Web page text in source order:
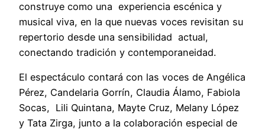
construye como una experiencia escénica y
musical viva, en la que nuevas voces revisitan su
repertorio desde una sensibilidad actual,
conectando tradición y contemporaneidad.
El espectáculo contará con las voces de Angélica
Pérez, Candelaria Gorrín, Claudia Álamo, Fabiola
Socas, Lili Quintana, Mayte Cruz, Melany López
y Tata Zirga, junto a la colaboración especial de